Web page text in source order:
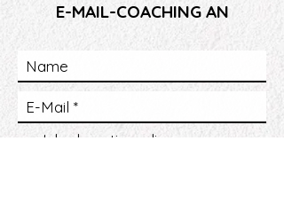
E-MAIL-COACHING AN
Ich akzeptiere die